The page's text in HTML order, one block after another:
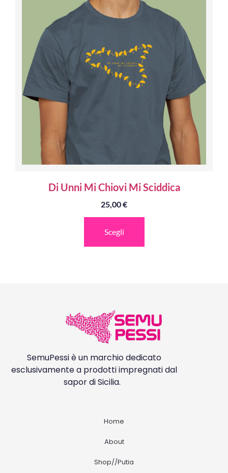
Di Unni Mi Chiovi Mi Sciddica
25,00€
Scegli
SemuPessi è un marchio dedicato
esclusivamente a prodotti impregnati dal
sapor di Sicilia.
Home
About
Shop//Putia